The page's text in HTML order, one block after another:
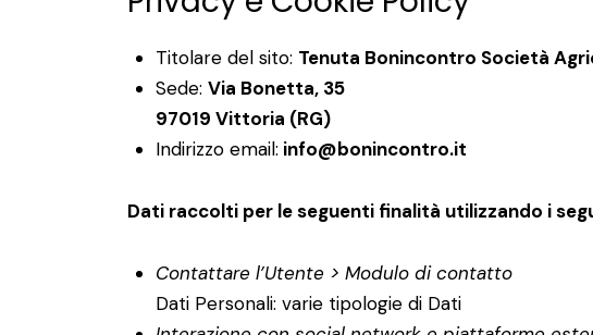
Titolare del sito: Tenuta Bonincontro Società
Sede: Via Bonetta, 35
97019 Vittoria (RG)
Indirizzo email: info@bonincontro.it
Dati raccolti per le seguenti finalità utilizzando i
Contattare l’Utente > Modulo di contatto
Dati Personali: varie tipologie di Dati